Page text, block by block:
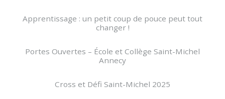
Apprentissage : un petit coup de pouce peut tout
changer !
Portes Ouvertes – École et Collège Saint-Michel
Annecy
Cross et Défi Saint-Michel 2025